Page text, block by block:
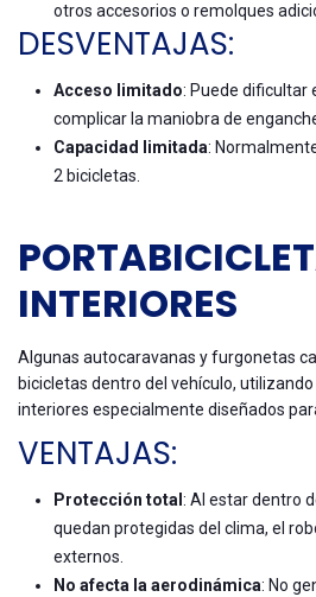
otros accesorios o remolques
DESVENTAJAS:
Acceso limitado: Puede dificultar
complicar la maniobra de
Capacidad limitada:
2 bicicletas.
INTERIORES
Algunas autocaravanas y furgonetas
bicicletas dentro del vehículo,
interiores especialmente diseñados
VENTAJAS:
Protección total : Al estar dentro
quedan protegidas del clima, el
externos.
No afecta la aerodinámica: No